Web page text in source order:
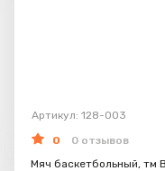
Артикул: 128-003
0
0 отзывов
Мяч баскетбольный, тм